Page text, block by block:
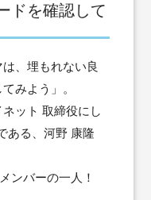
ドを確認して
、埋もれない良
みよう」。
ット 取締役にし
ある、河野 康隆
ンバーの一人！